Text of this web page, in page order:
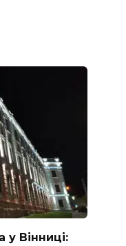
у Вінниці: